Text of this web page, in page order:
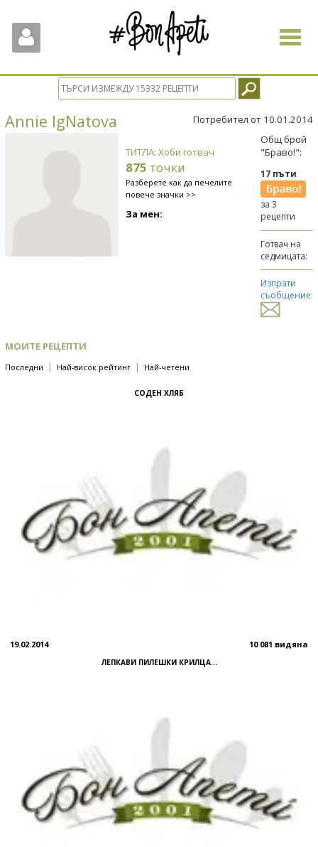
Toggle
Annie IgNatova Потребител от 10.01.2014
ТИТЛА: Хоби готвач
875 точки
Разберете как да печелите
повече значки >>
За мен:
Общ брой
"Браво!":
17 пъти
за 3
рецепти
Готвач на
седмицата:
Изпрати
съобщение:
МОИТЕ РЕЦЕПТИ
Последни | Най-висок рейтинг | Най-четени
СОДЕН ХЛЯБ
19.02.2014 10 081 видяна
ЛЕПКАВИ ПИЛЕШКИ КРИЛЦА...